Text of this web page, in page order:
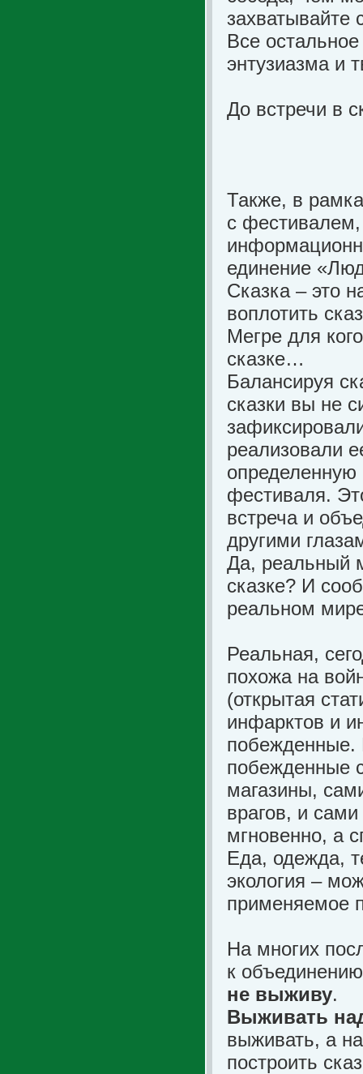
захватывайте
Все
энтузиазма и
До встречи в
Также, в
с фестивалем,
единение
Сказка – это
воплотить
Мегре для
сказке…
Балансируя
сказки вы не
реализовали
фестиваля.
встреча и
другими
Да, реальный
сказке? И
реальном
Реальная,
похожа на
(открытая
инфарктов и
побежденные
магазины,
врагов, и
мгновенно, а
Еда, одежда,
экология –
применяемое
На многих
к
не выживу.
Выживать
выживать, а
построить